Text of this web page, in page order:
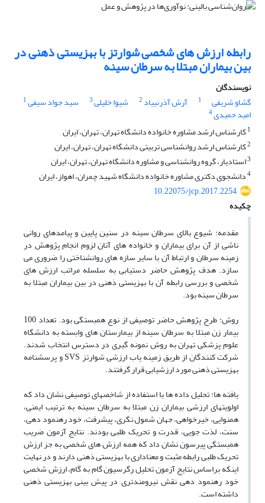
رابطه ارزش های شخصی شوارتز با بهزیستی ذهنی در
بین بیماران مبتلا به سرطان سینه
نویسندگان
گشاو شریفی
1 آرش آذرنییاد 2 شیوا خلیلی3 سید جواد سیفی1
امید حمیدی4
1کارشناس ارشد مشاوره خانواده دانشگاه تهران، تهران، ایران
2کارشناس ارشد روانشناسی تربیتی دانشگاه تهران، تهران، ایران
3استادیار، گروه روانشناسی و مشاوره دانشگاه تهران، تهران، ایران
4دانشجوی دکتری مشاوره خانواده دانشگاه شهید چمران، اهواز، ایران
10.22075/jcp.2017.2254
چکیده
مقدمه: شیوع بالای سرطان سینه در سنین پایین و پیامدهای روانی
ناشی از آن برای بیماران و خانواده های آنان لزوم انجام پژوهش در
زمینه سرطان و ارتباط آن با سایر سازه های روانشناختی را ضروری می
سازد. هدف پژوهش حاضر دستیابی به سلسله مراتب ارزش های
شخصی و بررسی رابطه آن با بهزیستی ذهنی در بین بیماران مبتلا به
سرطان سینه بود.
روش: طرح پژوهش حاضر توصیفی از نوع همبستگی بود. تعداد 100
بیمار زن مبتلا به سرطان سینه از بیمارستان های وابسته به دانشگاه
علوم پزشکی تهران به روش نمونه گیری در دسترس انتخاب شدند.
شرکت کنندگان از طریق زمینه یاب ارزشی شوارتز SVS و پرسشنامه
بهزیستی ذهنی مورد ارزشیابی قرار گرفتند.
یافته ها: تحلیل داده ها با استفاده از شاخص­های توصیفی نشان داد که
اولویت­های ارزشی بیماران زن مبتلا به سرطان سینه به ترتیب ایمنی،
همنوایی، خیرخواهی، جهان شمول نگری، پیشرفت، خود رهنمود دهی،
سنت، لذت جویی، قدرت و تحریک طلبی بودند. نتایج آزمون ضریب
همبستگی پیرسون نشان داد که همه ارزش های شخصی به جز ارزش
تحریک طلبی رابطه مثبت و معناداری با بهزیستی ذهنی دارند و در نهایت
اینکه براساس نتایج آزمون تحلیل رگرسیون گام به گام، ارزش شخصی
خود رهنمود دهی نقش نیرومندتری در پیش بینی بهزیستی ذهنی
داشته است.